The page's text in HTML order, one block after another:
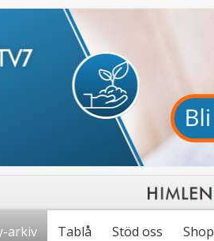
arkiv Tablå Stöd oss Shop